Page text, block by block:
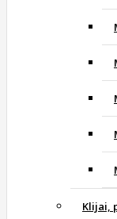
Klijai,